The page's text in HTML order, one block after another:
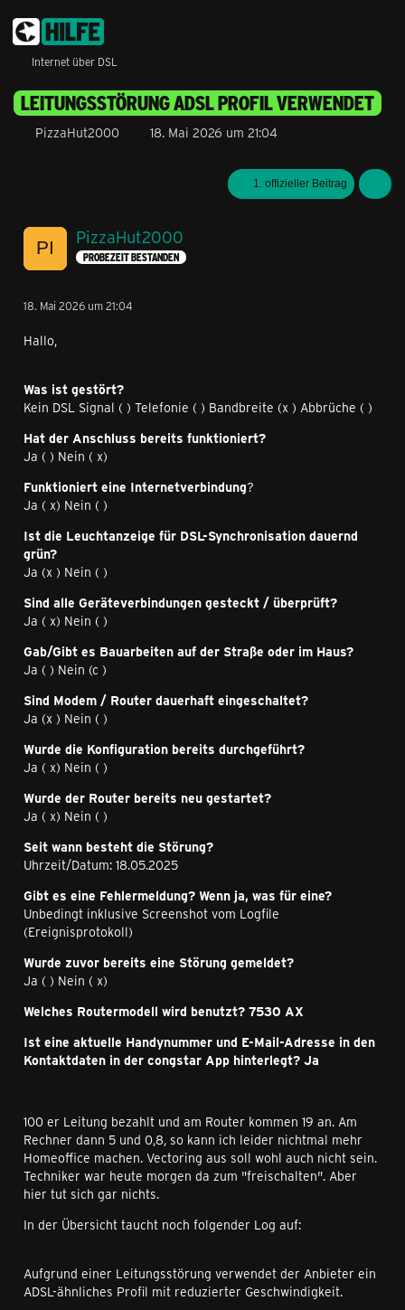
Internet über DSL
LEITUNGSSTÖRUNG ADSL PROFIL VERWENDET
PizzaHut2000 18. Mai 2026 um 21:04
1. offizieller Beitrag
PizzaHut2000
PROBEZEIT BESTANDEN
18. Mai 2026 um 21:04
Hallo,
Was ist gestört?
Kein DSL Signal ( ) Telefonie ( ) Bandbreite (x ) Abbrüche ( )
Hat der Anschluss bereits funktioniert?
Ja ( ) Nein ( x)
Funktioniert eine Internetverbindung?
Ja ( x) Nein ( )
Ist die Leuchtanzeige für DSL-Synchronisation dauernd
grün?
Ja (x ) Nein ( )
Sind alle Geräteverbindungen gesteckt / überprüft?
Ja ( x) Nein ( )
Gab/Gibt es Bauarbeiten auf der Straße oder im Haus?
Ja ( ) Nein (c )
Sind Modem / Router dauerhaft eingeschaltet?
Ja (x ) Nein ( )
Wurde die Konfiguration bereits durchgeführt?
Ja ( x) Nein ( )
Wurde der Router bereits neu gestartet?
Ja ( x) Nein ( )
Seit wann besteht die Störung?
Uhrzeit/Datum: 18.05.2025
Gibt es eine Fehlermeldung? Wenn ja, was für eine?
Unbedingt inklusive Screenshot vom Logfile
(Ereignisprotokoll)
Wurde zuvor bereits eine Störung gemeldet?
Ja ( ) Nein ( x)
Welches Routermodell wird benutzt? 7530 AX
Ist eine aktuelle Handynummer und E-Mail-Adresse in den
Kontaktdaten in der congstar App hinterlegt? Ja
100 er Leitung bezahlt und am Router kommen 19 an. Am
Rechner dann 5 und 0,8, so kann ich leider nichtmal mehr
Homeoffice machen. Vectoring aus soll wohl auch nicht sein.
Techniker war heute morgen da zum "freischalten". Aber
hier tut sich gar nichts.
In der Übersicht taucht noch folgender Log auf:
Aufgrund einer Leitungsstörung verwendet der Anbieter ein
ADSL-ähnliches Profil mit reduzierter Geschwindigkeit.